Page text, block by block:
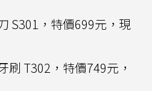
S301，特價699元，現
刷 T302，特價749元，